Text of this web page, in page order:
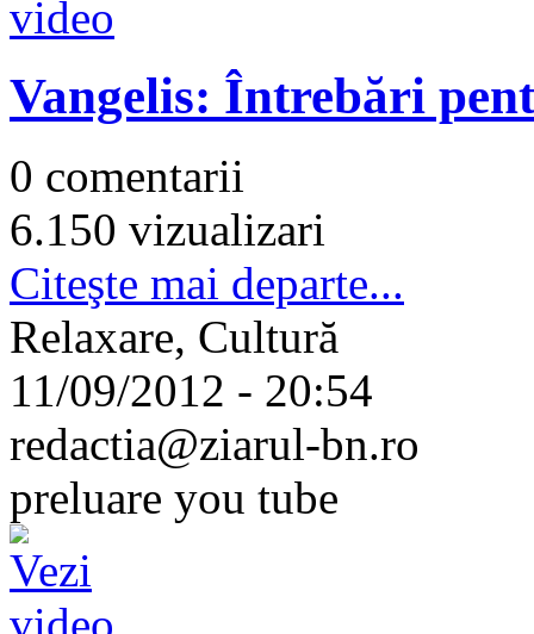
Vangelis: Întrebări
0 comentarii
6.150 vizualizari
Citeşte mai departe...
Relaxare, Cultură
11/09/2012 - 20:54
redactia@ziarul-bn.ro
preluare you tube